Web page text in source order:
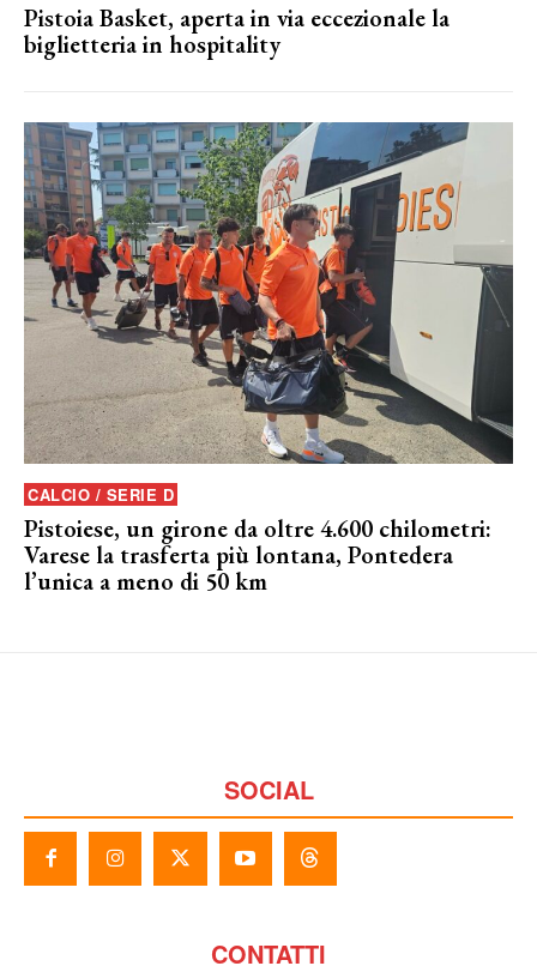
Pistoia Basket, aperta in via eccezionale la
biglietteria in hospitality
CALCIO / SERIE D
Pistoiese, un girone da oltre 4.600 chilometri:
Varese la trasferta più lontana, Pontedera
l’unica a meno di 50 km
SOCIAL
CONTATTI